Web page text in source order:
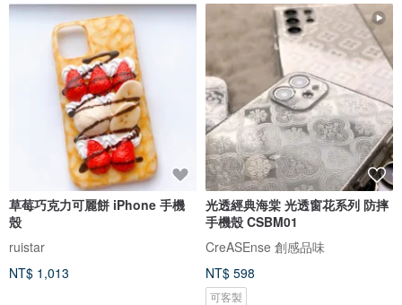
草莓巧克力可麗餅 iPhone 手機
殼
ruistar
NT$ 1,013
光透經典海棠 光透窗花系列 防摔
手機殼 CSBM01
CreASEnse 創感品味
NT$ 598
可客製